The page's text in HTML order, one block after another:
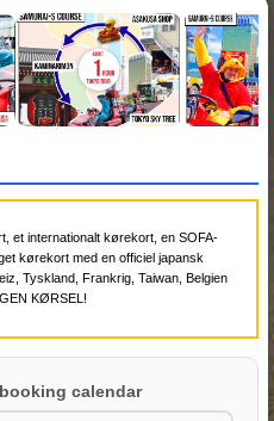
et internationalt kørekort, en SOFA-
kørekort med en officiel japansk
Tyskland, Frankrig, Taiwan, Belgien
KØRSEL!
calendar